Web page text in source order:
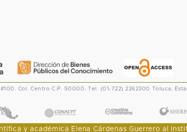
Col. Centro C.P. 50000. Tel. (01-722) 2262300 Toluca,
y académica Elena Cárdenas Guerrero al